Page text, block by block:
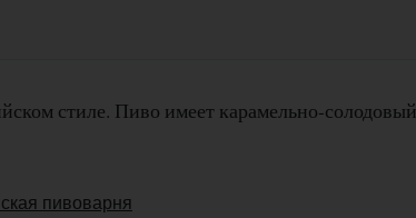
стиле. Пиво имеет карамельно-солодовый
пивоварня